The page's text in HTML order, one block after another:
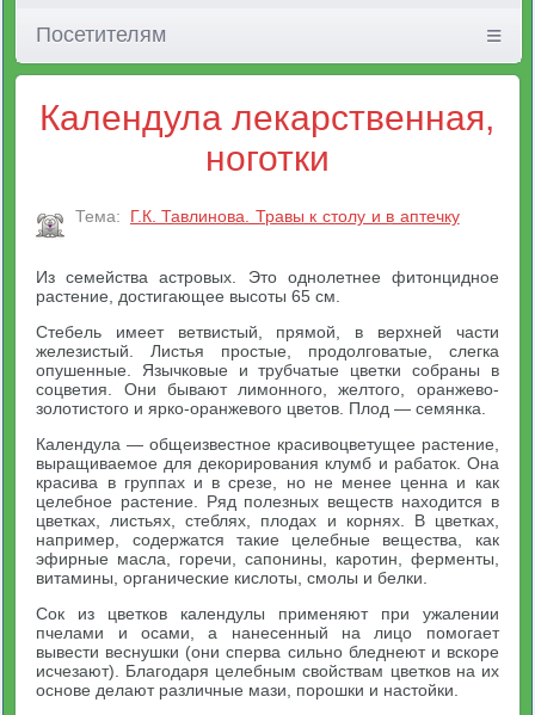
Посетителям
Календула лекарственная,
ноготки
Тема: Г.К. Тавлинова. Травы к столу и в аптечку
Из семейства астровых. Это однолетнее фитонцидное
растение, достигающее высоты 65 см.
Стебель имеет ветвистый, прямой, в верхней части
железистый. Листья простые, продолговатые, слегка
опушенные. Язычковые и трубчатые цветки собраны в
соцветия. Они бывают лимонного, желтого, оранжево-
золотистого и ярко-оранжевого цветов. Плод — семянка.
Календула — общеизвестное красивоцветущее растение,
выращиваемое для декорирования клумб и рабаток. Она
красива в группах и в срезе, но не менее ценна и как
целебное растение. Ряд полезных веществ находится в
цветках, листьях, стеблях, плодах и корнях. В цветках,
например, содержатся такие целебные вещества, как
эфирные масла, горечи, сапонины, каротин, ферменты,
витамины, органические кислоты, смолы и белки.
Сок из цветков календулы применяют при ужалении
пчелами и осами, а нанесенный на лицо помогает
вывести веснушки (они сперва сильно бледнеют и вскоре
исчезают). Благодаря целебным свойствам цветков на их
основе делают различные мази, порошки и настойки.